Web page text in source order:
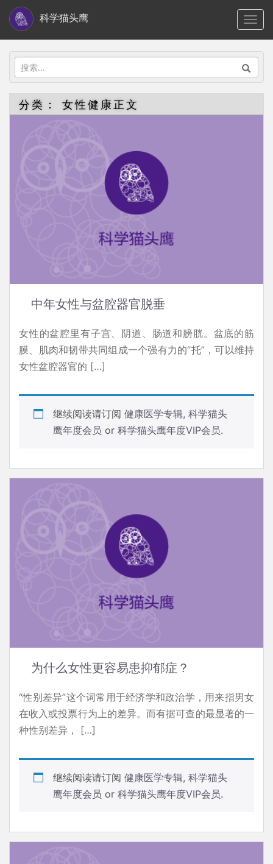
i
科学猫头鹰
搜
索：
分类： 女性健康正文
中年女性与盆腔器官脱垂
女性的盆腔里有子宫、阴道、肠道和膀胱。盆底的筋
膜、肌肉和韧带共同组成一个强有力的“托”，可以维持
女性盆腔器官的 […]
继续阅读请订阅 健康医学专辑, 科学猫头
鹰年度会员 or 科学猫头鹰年度VIP会员.
为什么女性更容易患抑郁症？
“性别差异”这个词常用于经济学和政治学，用来指男女
在收入或投票行为上的差异。而有据可查的最显著的一
种性别差异， […]
继续阅读请订阅 健康医学专辑, 科学猫头
鹰年度会员 or 科学猫头鹰年度VIP会员.